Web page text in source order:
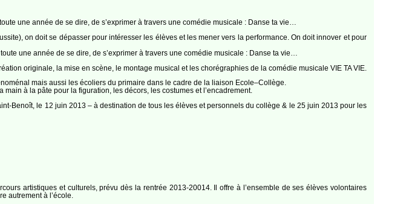
une année de se dire, de s’exprimer à travers une comédie musicale : Danse ta vie…
on doit se dépasser pour intéresser les élèves et les mener vers la performance. On doit innover et pour
une année de se dire, de s’exprimer à travers une comédie musicale : Danse ta vie…
originale, la mise en scène, le montage musical et les chorégraphies de la comédie musicale VIE TA VIE.
mais aussi les écoliers du primaire dans le cadre de la liaison Ecole–Collège.
à la pâte pour la figuration, les décors, les costumes et l’encadrement.
Benoît, le 12 juin 2013 – à destination de tous les élèves et personnels du collège & le 25 juin 2013 pour les
artistiques et culturels, prévu dès la rentrée 2013-20014. Il offre à l’ensemble de ses élèves volontaires
autrement à l’école.